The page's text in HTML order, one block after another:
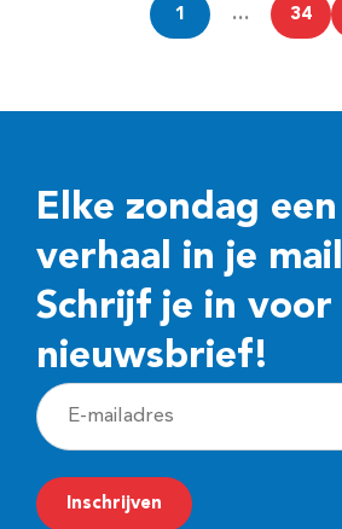
1 … 34
Elke zondag
verhaal in je
Schrijf je in voor
nieuwsbrief!
E
-
m
a
Inschrijven